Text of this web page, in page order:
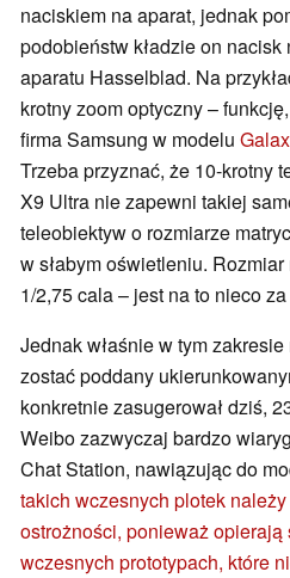
naciskiem na aparat, jednak
podobieństw kładzie on
aparatu Hasselblad. Na
krotny zoom optyczny –
firma Samsung w modelu
Trzeba przyznać, że 10-krotny
X9 Ultra nie zapewni takiej
teleobiektyw o rozmiarze
w słabym oświetleniu.
1/2,75 cala – jest na to nieco za
Jednak właśnie w tym
zostać poddany
konkretnie zasugerował dziś,
Weibo zazwyczaj bardzo
Chat Station, nawiązując do
takich wczesnych plotek
ostrożności, ponieważ
wczesnych prototypach, które